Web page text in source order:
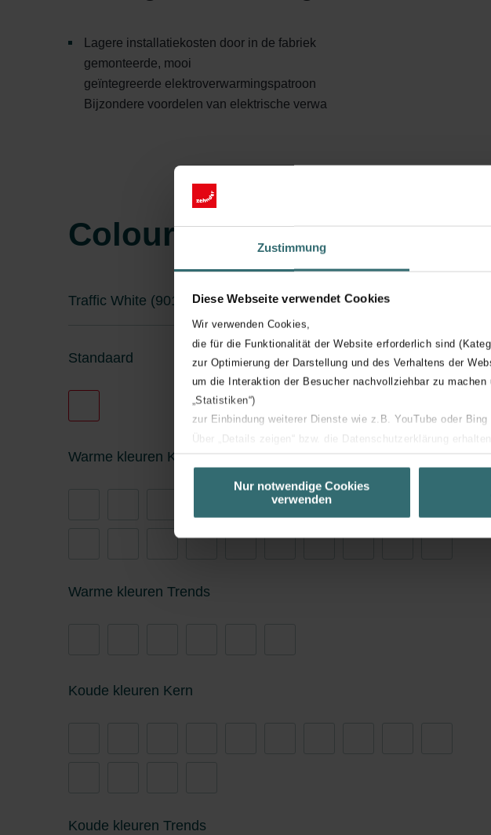
Zustimmung
Diese Webseite verwendet Cookies
Wir verwenden Cookies,
die für die Funktionalität der Website erforderlich sind
zur Optimierung der Darstellung und des Verhaltens der
um die Interaktion der Besucher nachvollziehbar zu
„Statistiken“)
zur Einbindung weiterer Dienste wie z.B. YouTube oder Bing
Über „Details zeigen“ bzw. die Datenschutzerklärung
unserer Website verwenden, um Ihnen die bestmögliche
basierend auf Ihren Interessen zur Verfügung zu stellen.
Datenschutzerklärung widerrufen.
Nur notwendige Cookies
verwenden
Lagere installatiekosten door in de fabriek
gemonteerde, mooi
geïntegreerde elektroverwarmingspatroon
Bijzondere voordelen van elektrische verwa
Colour System
Traffic White (9016* / RAL 9016)
Standaard
Warme kleuren Kern
Warme kleuren Trends
Koude kleuren Kern
Koude kleuren Trends